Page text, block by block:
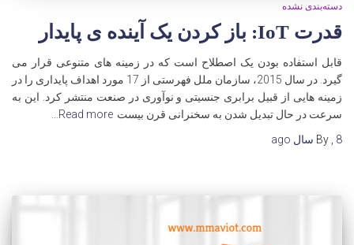
دسته‌بندی نشده
قدرت IoT: باز کردن یک آینده ی پایدار
قابل استفاده بودن یک اصطلاح است که در زمینه های متنوعی قرار می
گیرد. در سال 2015، سازمان ملل فهرستی از 17 مورد اهداف پایداری را در
زمینه هایی از قبیل برابری جنسیتی و نوآوری در صنعت منتشر کرد. این به
سرعت در حال تبدیل شدن به سخنرانی قرن بیست Read more…
By , 8 سال